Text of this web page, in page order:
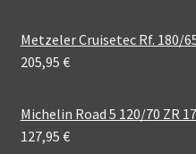
Metzeler Cruisetec Rf. 180/
205,95 €
Michelin Road 5 120/70 ZR
127,95 €